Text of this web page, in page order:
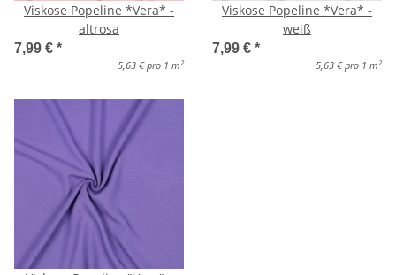
Viskose Popeline *Vera* -
altrosa
7,99 € *
5,63 € pro 1 m 2
Viskose Popeline *Vera* -
weiß
7,99 € *
5,63 € pro 1 m 2